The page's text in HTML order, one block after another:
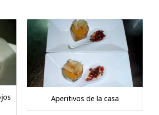
Aperitivos de la casa